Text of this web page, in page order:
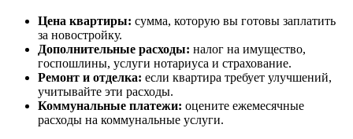
Цена квартиры: сумма, которую вы готовы заплатить
за новостройку.
Дополнительные расходы: налог на имущество,
госпошлины, услуги нотариуса и страхование.
Ремонт и отделка: если квартира требует улучшений,
учитывайте эти расходы.
Коммунальные платежи: оцените ежемесячные
расходы на коммунальные услуги.